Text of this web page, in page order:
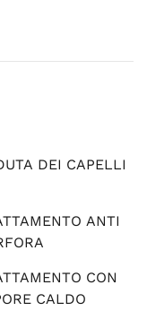
DEI CAPELLI
ANTI
CON
CALDO